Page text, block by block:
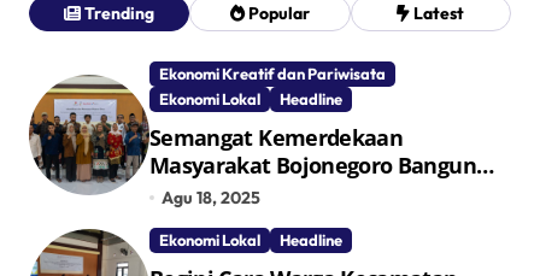
Trending Popular Latest
Ekonomi Kreatif dan Pariwisata
Ekonomi Lokal
Headline
Semangat Kemerdekaan
Masyarakat Bojonegoro Bangun
Desa Mandiri Ekonomi
Agu 18, 2025
Ekonomi Lokal Headline